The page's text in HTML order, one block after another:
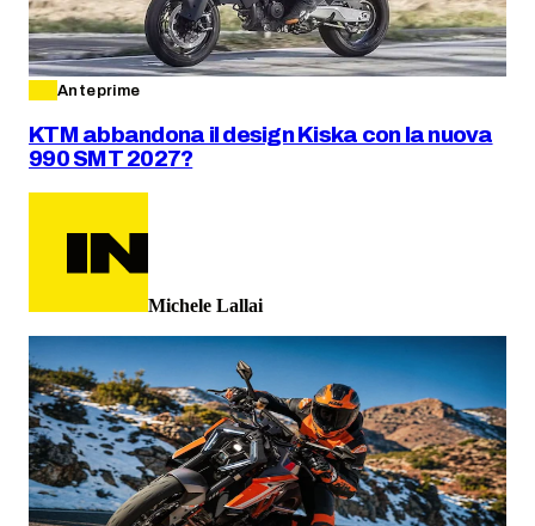
Anteprime
KTM abbandona il design Kiska con la nuova
990 SMT 2027?
Michele Lallai